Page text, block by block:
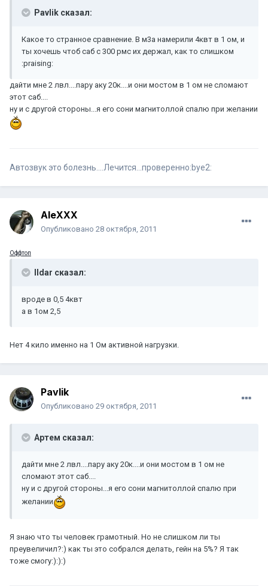
Pavlik сказал:
Какое то странное сравнение. В м3а намерили 4квт в 1 ом, и
ты хочешь чтоб саб с 300 рмс их держал, как то слишком
:praising:
дайти мне 2 лвл....пару аку 20к....и они мостом в 1 ом не сломают
этот саб....
ну и с другой стороны...я его сони магнитоллой спалю при желании
Автозвук это болезнь....Лечится...проверенно:bye2:
AleXXX
Опубликовано 28 октября, 2011
Оффтоп
Ildar сказал:
вроде в 0,5 4квт
а в 1ом 2,5
Нет 4 кило именно на 1 Ом активной нагрузки.
Pavlik
Опубликовано 29 октября, 2011
Артем сказал:
дайти мне 2 лвл....пару аку 20к....и они мостом в 1 ом не
сломают этот саб....
ну и с другой стороны...я его сони магнитоллой спалю при
желании
Я знаю что ты человек грамотный. Но не слишком ли ты
преувеличил?:) как ты это собрался делать, гейн на 5%? Я так
тоже смогу:):):)